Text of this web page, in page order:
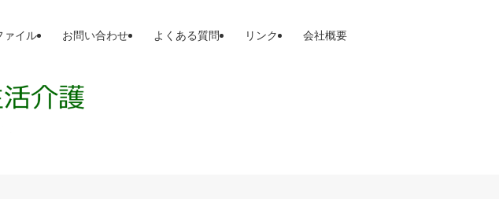
ァイル お問い合わせ よくある質問 リンク 会社概要